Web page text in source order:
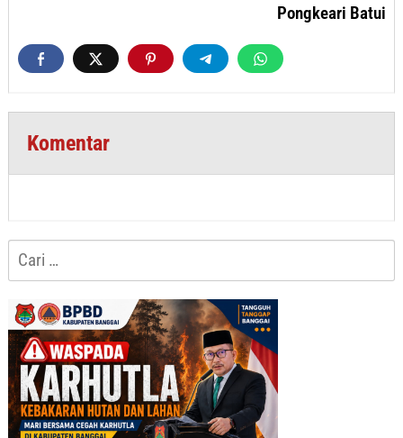
Pongkeari Batui
Komentar
Cari
untuk: